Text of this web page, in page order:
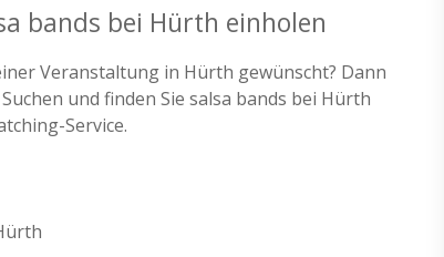
bands bei Hürth einholen
Veranstaltung in Hürth gewünscht? Dann
und finden Sie salsa bands bei Hürth
Service.